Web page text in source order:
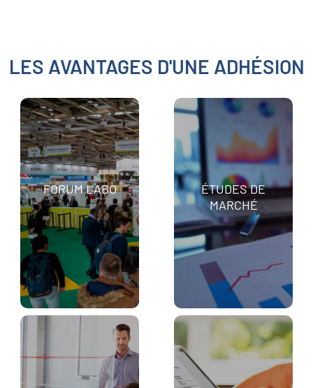
LES AVANTAGES D'UNE ADHÉSION
FORUM LABO
ÉTUDES DE
MARCHÉ